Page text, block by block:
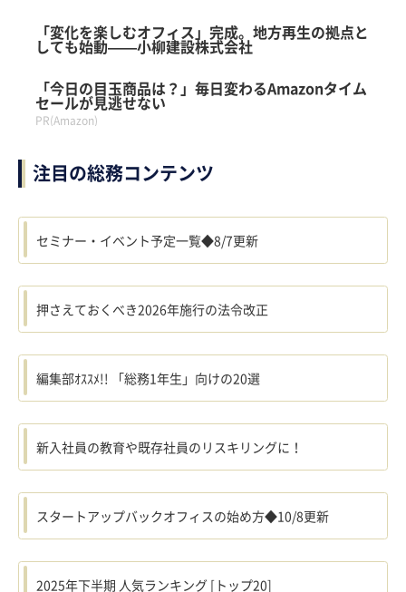
「変化を楽しむオフィス」完成。地方再生の拠点と
しても始動——小柳建設株式会社
「今日の目玉商品は？」毎日変わるAmazonタイム
セールが見逃せない
PR(Amazon)
注目の総務コンテンツ
セミナー・イベント予定一覧◆8/7更新
押さえておくべき2026年施行の法令改正
編集部ｵｽｽﾒ!! 「総務1年生」向けの20選
新入社員の教育や既存社員のリスキリングに！
スタートアップバックオフィスの始め方◆10/8更新
2025年下半期 人気ランキング [トップ20]